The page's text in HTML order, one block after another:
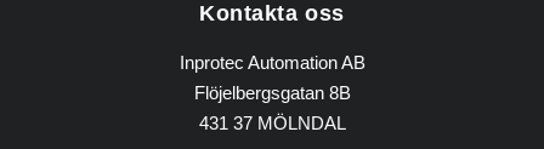
Kontakta oss
Inprotec Automation AB
Flöjelbergsgatan 8B
431 37 MÖLNDAL